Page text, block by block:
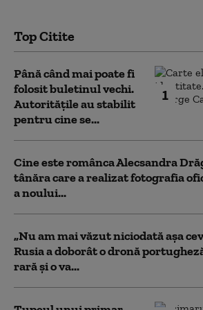
Top Citite
1
Până când mai poate fi
folosit buletinul vechi.
Autoritățile au stabilit
pentru cine se...
Cine este românca Alecsandra
tânăra care a realizat fotografia
a noului...
„Nu am mai văzut niciodată așa
Rusia a doborât o dronă
rară și o va...